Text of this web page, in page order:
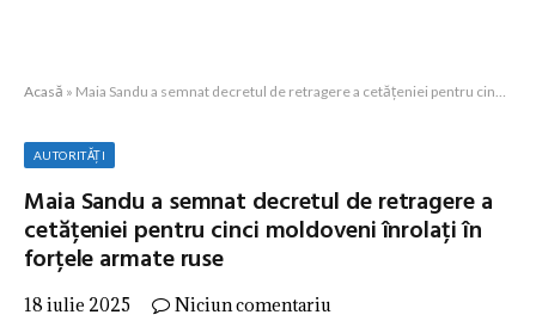
Acasă » Maia Sandu a semnat decretul de retragere a cetățeniei pentru cinci moldoveni înrolați în forțele armate ruse
AUTORITĂȚI
Maia Sandu a semnat decretul de retragere a
cetățeniei pentru cinci moldoveni înrolați în
forțele armate ruse
18 iulie 2025 Niciun comentariu